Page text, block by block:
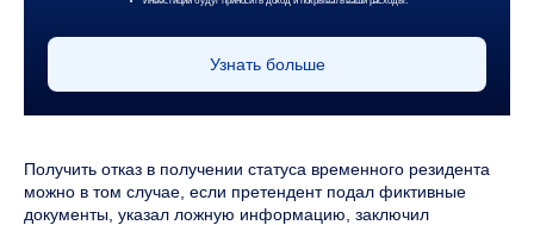
Узнать больше
Получить отказ в получении статуса временного резидента
можно в том случае, если претендент подал фиктивные
документы, указал ложную информацию, заключил